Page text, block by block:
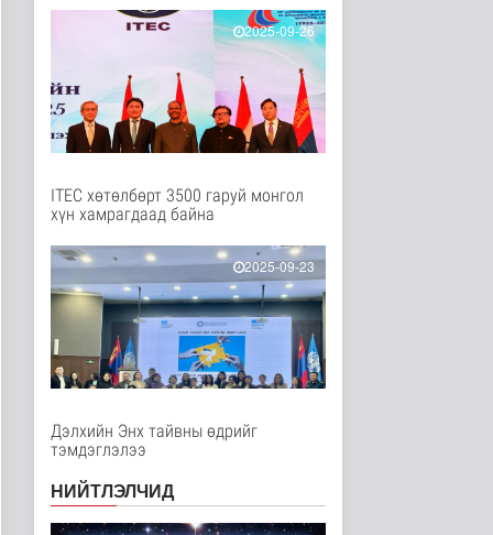
бүртгэгджээ
2 цаг 55 минутын өмнө
Мал угаалгын ажил
үргэлжилж байна
Нийгэм
Хогноос эрчим хүч
МВт-ын х..
2 цаг 15 минутын өмнө
Монелийн гудамжны
авто замыг өнөөдрөөс
хааж, зас..
Нийгэм
тэрбу..
Улс төр
3 цаг 36 минутын өмнө
2025-09-26
ITEC хөтөлбөрт 3500 гаруй монгол
хүн хамрагдаад байна
2025-09-23
Дэлхийн Энх тайвны өдрийг
тэмдэглэлээ
НИЙТЛЭЛЧИД